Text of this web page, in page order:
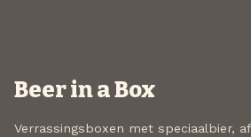
Beer in a Box
Verrassingsboxen met speciaalbier,